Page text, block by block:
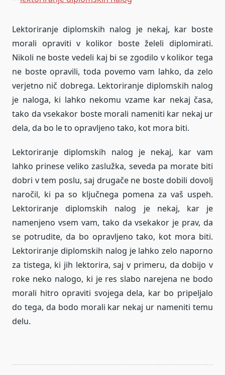
Lektoriranje diplomskih nalog je nekaj, kar boste
morali opraviti v kolikor boste želeli diplomirati.
Nikoli ne boste vedeli kaj bi se zgodilo v kolikor tega
ne boste opravili, toda povemo vam lahko, da zelo
verjetno nič dobrega. Lektoriranje diplomskih nalog
je naloga, ki lahko nekomu vzame kar nekaj časa,
tako da vsekakor boste morali nameniti kar nekaj ur
dela, da bo le to opravljeno tako, kot mora biti.
Lektoriranje diplomskih nalog je nekaj, kar vam
lahko prinese veliko zaslužka, seveda pa morate biti
dobri v tem poslu, saj drugače ne boste dobili dovolj
naročil, ki pa so ključnega pomena za vaš uspeh.
Lektoriranje diplomskih nalog je nekaj, kar je
namenjeno vsem vam, tako da vsekakor je prav, da
se potrudite, da bo opravljeno tako, kot mora biti.
Lektoriranje diplomskih nalog je lahko zelo naporno
za tistega, ki jih lektorira, saj v primeru, da dobijo v
roke neko nalogo, ki je res slabo narejena ne bodo
morali hitro opraviti svojega dela, kar bo pripeljalo
do tega, da bodo morali kar nekaj ur nameniti temu
delu.